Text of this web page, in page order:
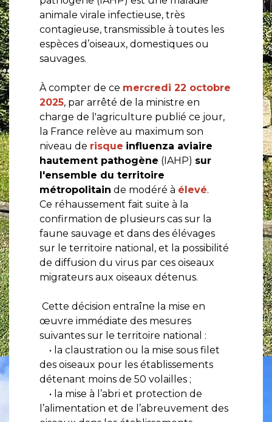
animale virale infectieuse, très
contagieuse, transmissible à toutes les
espèces d’oiseaux, domestiques ou
sauvages.
À compter de ce mercredi 22 octobre
2025, par arrêté de la ministre en
charge de l'agriculture publié ce jour,
la France relève au maximum son
niveau de risque influenza aviaire
hautement pathogène (IAHP) sur
l'ensemble du territoire
métropolitain de modéré à élevé.
Ce réhaussement fait suite à la
confirmation de plusieurs cas sur la
faune sauvage et dans des élévages
sur le territoire national, et la possibilité
de diffusion du virus par ces oiseaux
migrateurs aux oiseaux détenus.
Cette décision entraîne la mise en
œuvre immédiate des mesures
suivantes sur le territoire national :
• la claustration ou la mise sous filet
des oiseaux pour les établissements
détenant moins de 50 volailles ;
• la mise à l’abri et protection de
l’alimentation et de l’abreuvement des